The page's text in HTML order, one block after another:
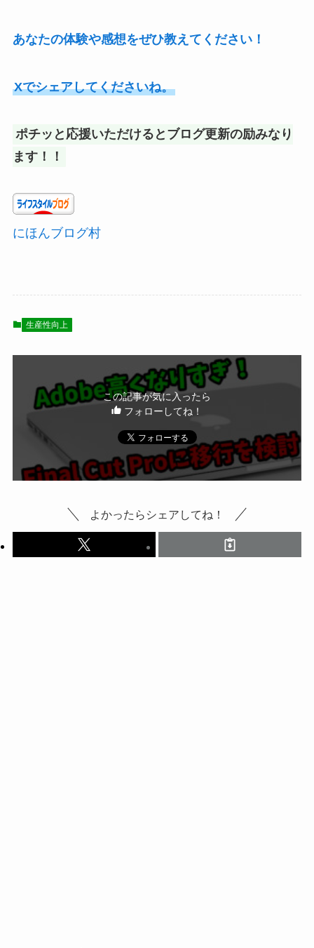
あなたの体験や感想をぜひ教えてください！
Xでシェアしてくださいね。
ポチッと応援いただけるとブログ更新の励みなり
ます！！
にほんブログ村
生産性向上
この記事が気に入ったら
フォローしてね！
よかったらシェアしてね！